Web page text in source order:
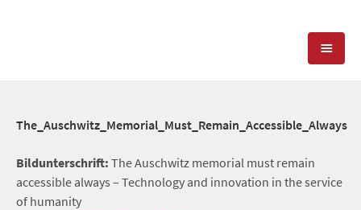
SOCIAL MEDIA
REFERENZEN
The_Auschwitz_Memorial_Must_Remain_Accessible_Always
Bildunterschrift: The Auschwitz memorial must remain
accessible always – Technology and innovation in the service
of humanity